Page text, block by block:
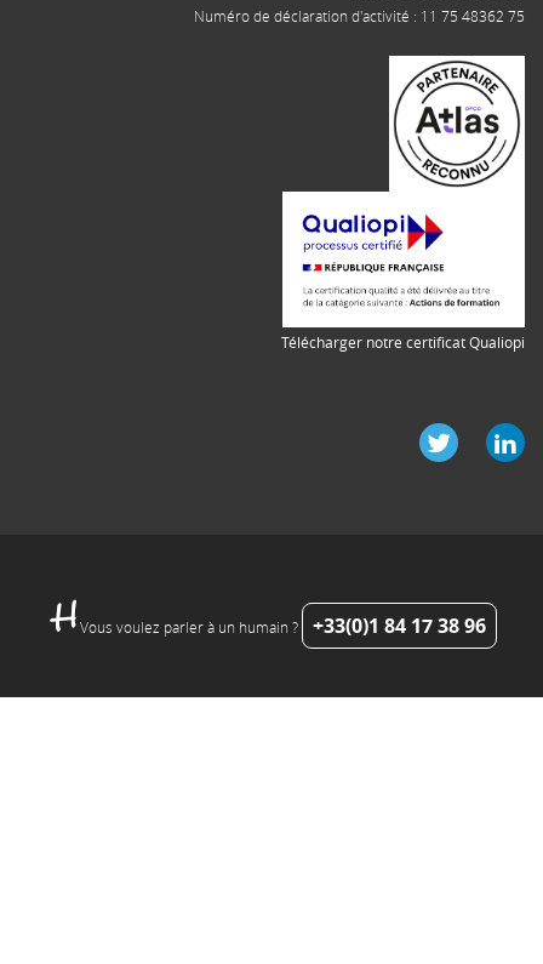
Numéro de déclaration d'activité : 11 75 48362 75
Télécharger notre certificat Qualiopi
Vous voulez parler à un humain ? +33(0)1 84 17 38 96